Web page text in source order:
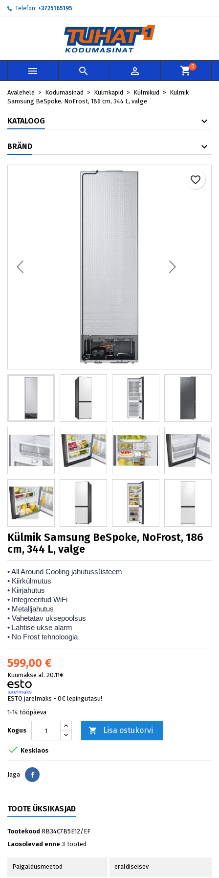
Telefon: +3725165195
   0
Avalehele Kodumasinad Külmkapid Külmikud
Külmik
Samsung BeSpoke, NoFrost, 186 cm, 344 L, valge
KATALOOG
BRÄND
Külmik Samsung BeSpoke, NoFrost, 186
cm, 344 L, valge
• All Around Cooling jahutussüsteem
• Kiirkülmutus
• Kiirjahutus
• Integreeritud WiFi
• Metalljahutus
• Vahetatav uksepoolsus
• Lahtise ukse alarm
• No Frost tehnoloogia
599,00 €
Kuumakse al. 20.11€
ESTO järelmaks - 0€ lepingutasu!
1-14 tööpäeva
Kogus  Lisa ostukorvi
favorite_border
 Kesklaos
Jaga Jaga
TOOTE ÜKSIKASJAD
Tootekood RB34C7B5E12/EF
Laosolevad enne 3 Tooted
Paigaldusmeetod eraldiseisev
My wishlists ×
Create new list
Loo soovinimekiri ×
Soovinimekirja nimi
Loobu Loo soovinimekiri
Sisene ×
Te peate olema sisselogitud, et tooteid soovinimekirja